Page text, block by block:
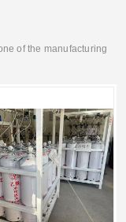
of the manufacturing